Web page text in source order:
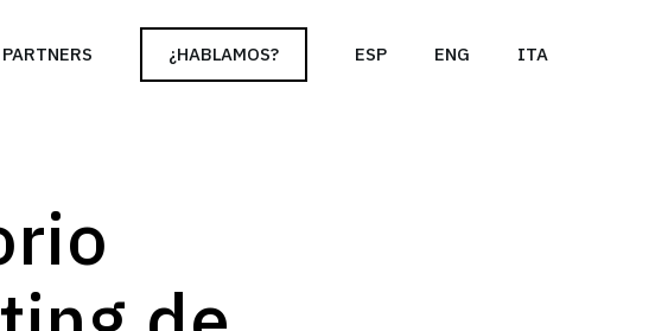
PARTNERS ¿HABLAMOS? ESP ENG ITA
our privacy policy for details and any questions.